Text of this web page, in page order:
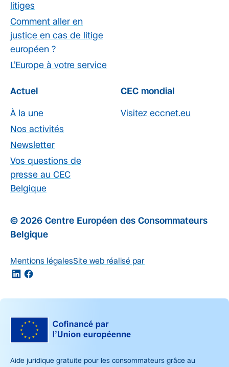
litiges
Comment aller en
justice en cas de litige
européen ?
L’Europe à votre service
Actuel
À la une
Nos activités
Newsletter
Vos questions de
presse au CEC
Belgique
CEC mondial
Visitez eccnet.eu
© 2026 Centre Européen des Consommateurs
Belgique
Mentions légalesSite web réalisé par
Aide juridique gratuite pour les consommateurs grâce au